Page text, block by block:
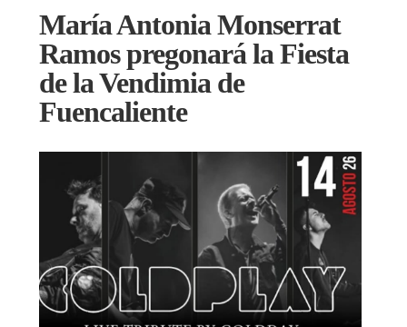
María Antonia Monserrat
Ramos pregonará la Fiesta
de la Vendimia de
Fuencaliente